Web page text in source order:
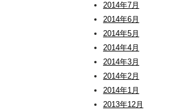
2014年7月
2014年6月
2014年5月
2014年4月
2014年3月
2014年2月
2014年1月
2013年12月